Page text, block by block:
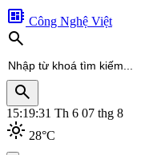
developer_board Công Nghệ Việt
search
search
15:19:33 Th 6 07 thg 8
light_mode 28°C